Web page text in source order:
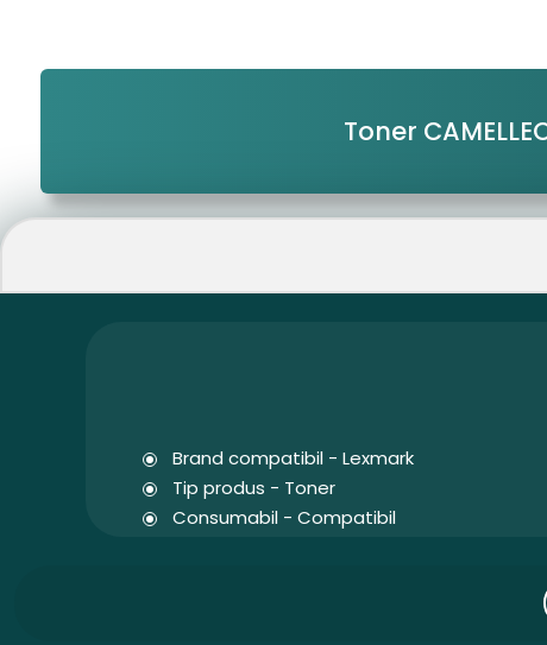
Toner
Brand compatibil - Lexmark
Tip produs - Toner
Consumabil - Compatibil